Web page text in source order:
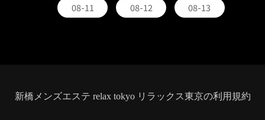
08-11
08-12 08-13
新橋メンズエステ relax tokyo リラックス東京の利用規約